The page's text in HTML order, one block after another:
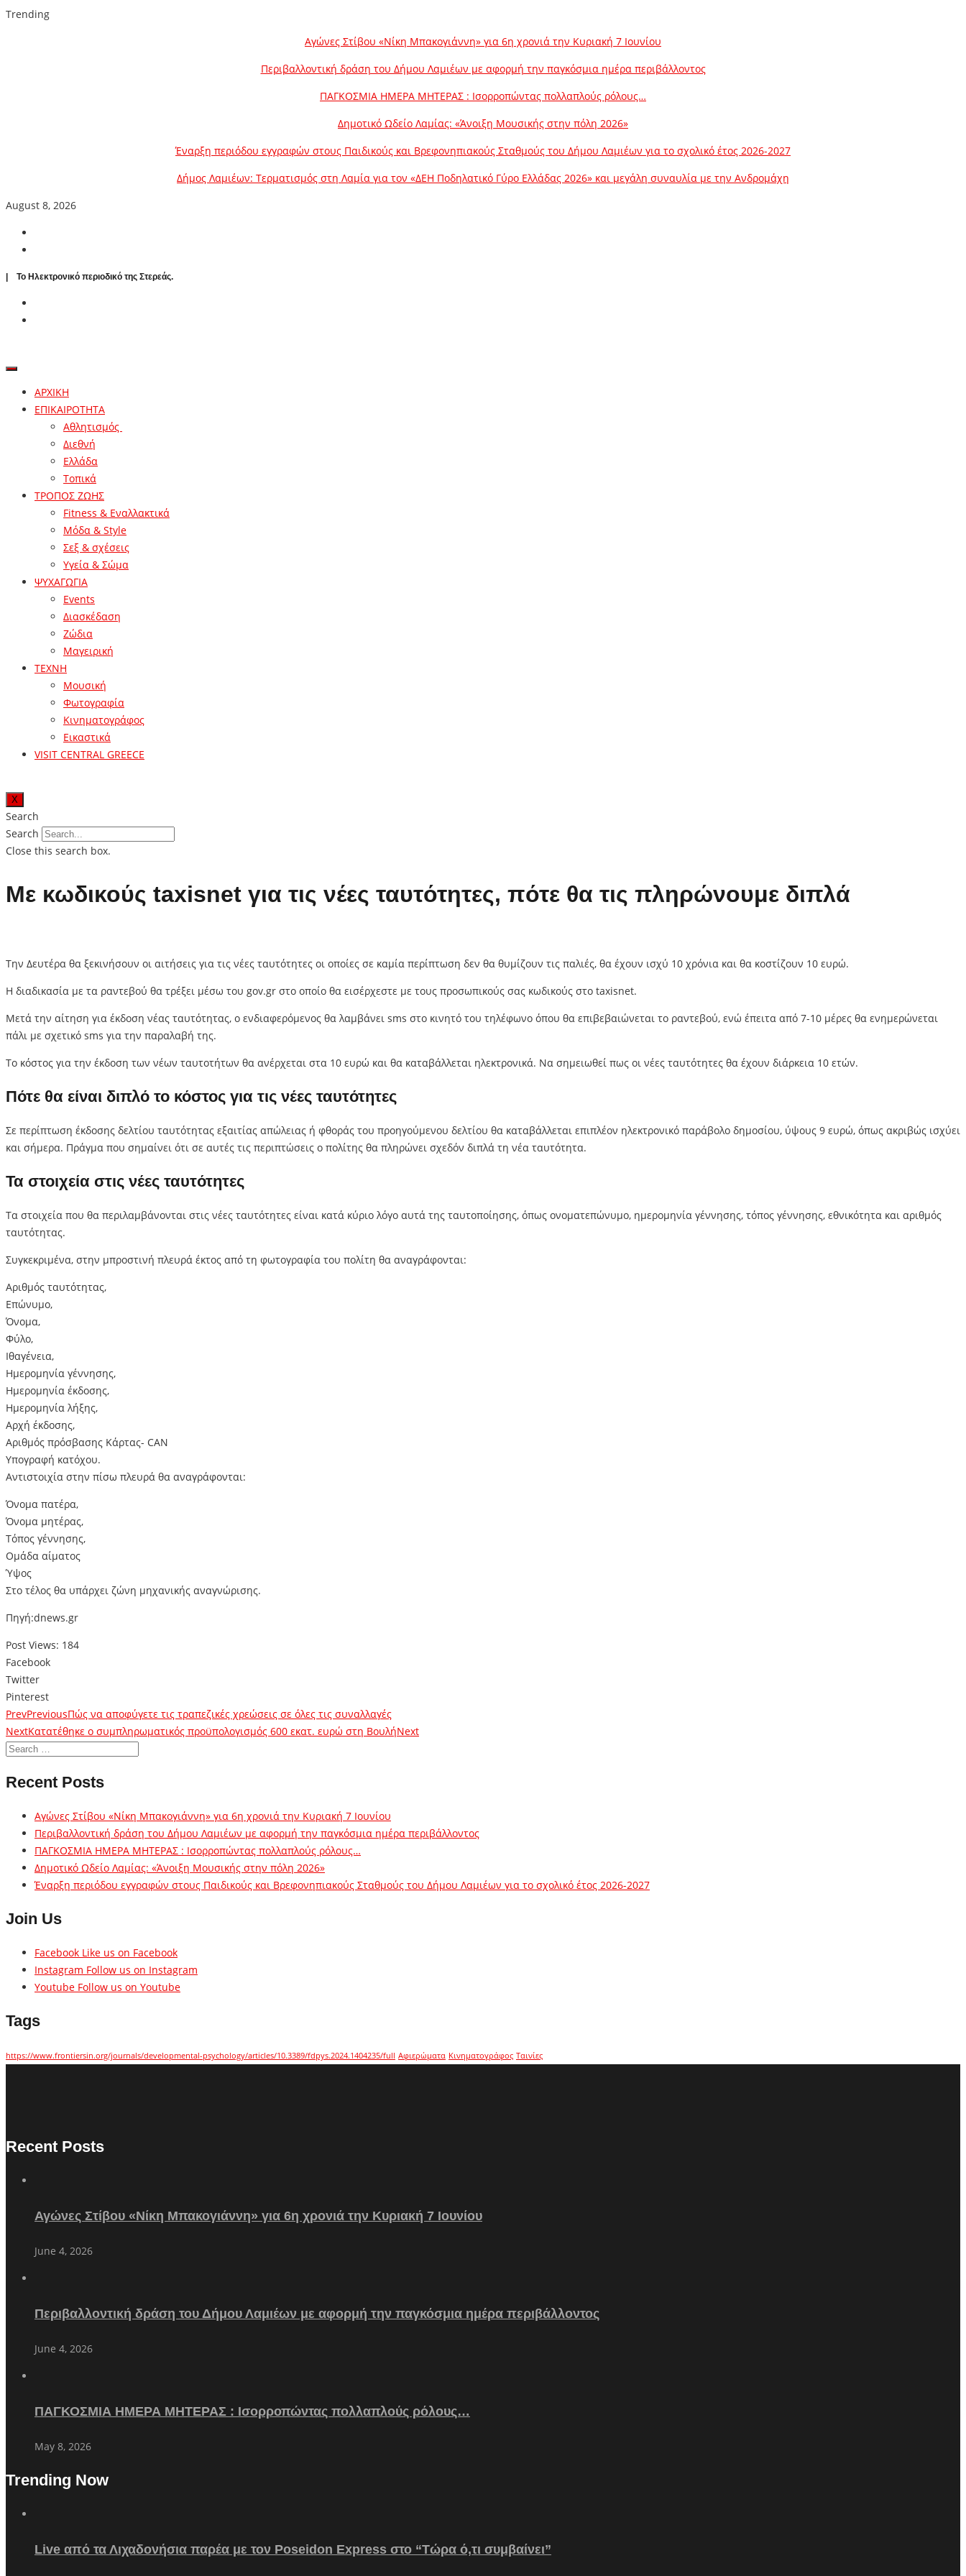
Trending
Αγώνες Στίβου «Νίκη Μπακογιάννη» για 6η χρονιά την Κυριακή 7 Ιουνίου
Περιβαλλοντική δράση του Δήμου Λαμιέων με αφορμή την παγκόσμια ημέρα περιβάλλοντος
ΠΑΓΚΟΣΜΙΑ ΗΜΕΡΑ ΜΗΤΕΡΑΣ : Ισορροπώντας πολλαπλούς ρόλους…
Δημοτικό Ωδείο Λαμίας: «Άνοιξη Μουσικής στην πόλη 2026»
Έναρξη περιόδου εγγραφών στους Παιδικούς και Βρεφονηπιακούς Σταθμούς του Δήμου Λαμιέων για το σχολικό έτος 2026-2027
Δήμος Λαμιέων: Τερματισμός στη Λαμία για τον «ΔΕΗ Ποδηλατικό Γύρο Ελλάδας 2026» και μεγάλη συναυλία με την Ανδρομάχη
August 8, 2026
| To Ηλεκτρονικό περιοδικό της Στερεάς.
ΑΡΧΙΚΗ
ΕΠΙΚΑΙΡΟΤΗΤΑ
Αθλητισμός
Διεθνή
Ελλάδα
Τοπικά
ΤΡΟΠΟΣ ΖΩΗΣ
Fitness & Εναλλακτικά
Μόδα & Style
Σεξ & σχέσεις
Υγεία & Σώμα
ΨΥΧΑΓΩΓΙΑ
Events
Διασκέδαση
Ζώδια
Μαγειρική
ΤΕΧΝΗ
Μουσική
Φωτογραφία
Κινηματογράφος
Εικαστικά
VISIT CENTRAL GREECE
X
Search
Search
Close this search box.
Με κωδικούς taxisnet για τις νέες ταυτότητες, πότε θα τις πληρώνουμε διπλά
Την Δευτέρα θα ξεκινήσουν οι αιτήσεις για τις νέες ταυτότητες οι οποίες σε καμία περίπτωση δεν θα θυμίζουν τις παλιές, θα έχουν ισχύ 10 χρόνια και θα κοστίζουν 10 ευρώ.
Η διαδικασία με τα ραντεβού θα τρέξει μέσω του gov.gr στο οποίο θα εισέρχεστε με τους προσωπικούς σας κωδικούς στο taxisnet.
Μετά την αίτηση για έκδοση νέας ταυτότητας, ο ενδιαφερόμενος θα λαμβάνει sms στο κινητό του τηλέφωνο όπου θα επιβεβαιώνεται το ραντεβού, ενώ έπειτα από 7-10 μέρες θα ενημερώνεται
πάλι με σχετικό sms για την παραλαβή της.
Το κόστος για την έκδοση των νέων ταυτοτήτων θα ανέρχεται στα 10 ευρώ και θα καταβάλλεται ηλεκτρονικά. Να σημειωθεί πως οι νέες ταυτότητες θα έχουν διάρκεια 10 ετών.
Πότε θα είναι διπλό το κόστος για τις νέες ταυτότητες
Σε περίπτωση έκδοσης δελτίου ταυτότητας εξαιτίας απώλειας ή φθοράς του προηγούμενου δελτίου θα καταβάλλεται επιπλέον ηλεκτρονικό παράβολο δημοσίου, ύψους 9 ευρώ, όπως ακριβώς ισχύει
και σήμερα. Πράγμα που σημαίνει ότι σε αυτές τις περιπτώσεις ο πολίτης θα πληρώνει σχεδόν διπλά τη νέα ταυτότητα.
Τα στοιχεία στις νέες ταυτότητες
Τα στοιχεία που θα περιλαμβάνονται στις νέες ταυτότητες είναι κατά κύριο λόγο αυτά της ταυτοποίησης, όπως ονοματεπώνυμο, ημερομηνία γέννησης, τόπος γέννησης, εθνικότητα και αριθμός
ταυτότητας.
Συγκεκριμένα, στην μπροστινή πλευρά έκτος από τη φωτογραφία του πολίτη θα αναγράφονται:
Αριθμός ταυτότητας,
Επώνυμο,
Όνομα,
Φύλο,
Ιθαγένεια,
Ημερομηνία γέννησης,
Ημερομηνία έκδοσης,
Ημερομηνία λήξης,
Αρχή έκδοσης,
Αριθμός πρόσβασης Κάρτας- CAN
Υπογραφή κατόχου.
Αντιστοιχία στην πίσω πλευρά θα αναγράφονται:
Όνομα πατέρα,
Όνομα μητέρας,
Τόπος γέννησης,
Ομάδα αίματος
Ύψος
Στο τέλος θα υπάρχει ζώνη μηχανικής αναγνώρισης.
Πηγή:dnews.gr
Post Views: 184
Facebook
Twitter
Pinterest
PrevPreviousΠώς να αποφύγετε τις τραπεζικές χρεώσεις σε όλες τις συναλλαγές
NextΚατατέθηκε ο συμπληρωματικός προϋπολογισμός 600 εκατ. ευρώ στη ΒουλήNext
Recent Posts
Αγώνες Στίβου «Νίκη Μπακογιάννη» για 6η χρονιά την Κυριακή 7 Ιουνίου
Περιβαλλοντική δράση του Δήμου Λαμιέων με αφορμή την παγκόσμια ημέρα περιβάλλοντος
ΠΑΓΚΟΣΜΙΑ ΗΜΕΡΑ ΜΗΤΕΡΑΣ : Ισορροπώντας πολλαπλούς ρόλους…
Δημοτικό Ωδείο Λαμίας: «Άνοιξη Μουσικής στην πόλη 2026»
Έναρξη περιόδου εγγραφών στους Παιδικούς και Βρεφονηπιακούς Σταθμούς του Δήμου Λαμιέων για το σχολικό έτος 2026-2027
Join Us
Facebook Like us on Facebook
Instagram Follow us on Instagram
Youtube Follow us on Youtube
Tags
https://www.frontiersin.org/journals/developmental-psychology/articles/10.3389/fdpys.2024.1404235/full Αφιερώματα Κινηματογράφος Ταινίες
Recent Posts
Αγώνες Στίβου «Νίκη Μπακογιάννη» για 6η χρονιά την Κυριακή 7 Ιουνίου
June 4, 2026
Περιβαλλοντική δράση του Δήμου Λαμιέων με αφορμή την παγκόσμια ημέρα περιβάλλοντος
June 4, 2026
ΠΑΓΚΟΣΜΙΑ ΗΜΕΡΑ ΜΗΤΕΡΑΣ : Ισορροπώντας πολλαπλούς ρόλους…
May 8, 2026
Trending Now
Live από τα Λιχαδονήσια παρέα με τον Poseidon Express στο “Τώρα ό,τι συμβαίνει”